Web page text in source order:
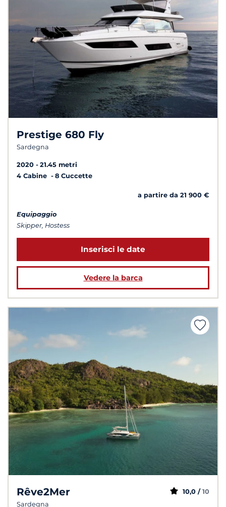
Prestige 680 Fly
Sardegna
2020
21.45 metri
4 Cabine
8 Cuccette
a partire da 21 900 €
Equipaggio
Skipper, Hostess
Inserisci le date
Vedere la barca
Rêve2Mer
Sardegna
10,0 / 10